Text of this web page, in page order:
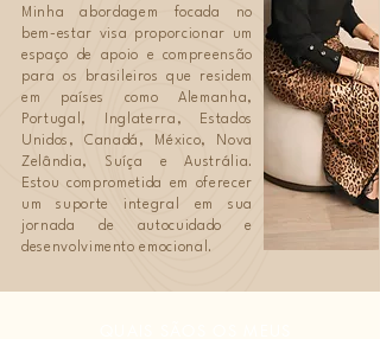
Minha abordagem focada no
bem-estar visa proporcionar um
espaço de apoio e compreensão
para os brasileiros que residem
em países como Alemanha,
Portugal, Inglaterra, Estados
Unidos, Canadá, México, Nova
Zelândia, Suíça e Austrália.
Estou comprometida em oferecer
um suporte integral em sua
jornada de autocuidado e
desenvolvimento emocional.